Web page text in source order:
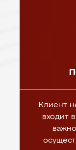
Клиент
входит